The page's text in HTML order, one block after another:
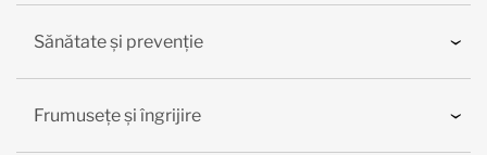
Sănătate și prevenție
Frumusețe și îngrijire